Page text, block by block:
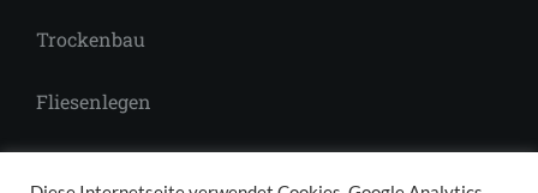
Trockenbau
Fliesenlegen